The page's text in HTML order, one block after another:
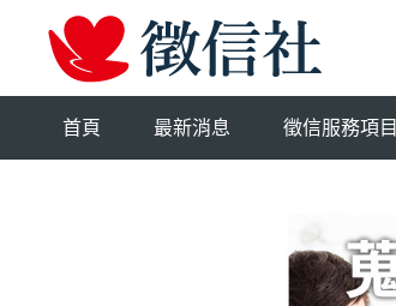
首頁 最新消息 徵信服務項目